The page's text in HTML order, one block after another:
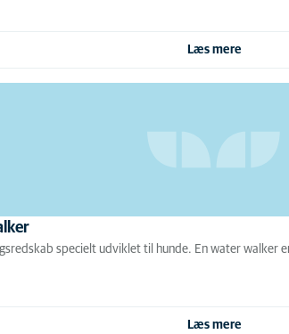
Læs mere
specielt udviklet til hunde. En water walker
Læs mere